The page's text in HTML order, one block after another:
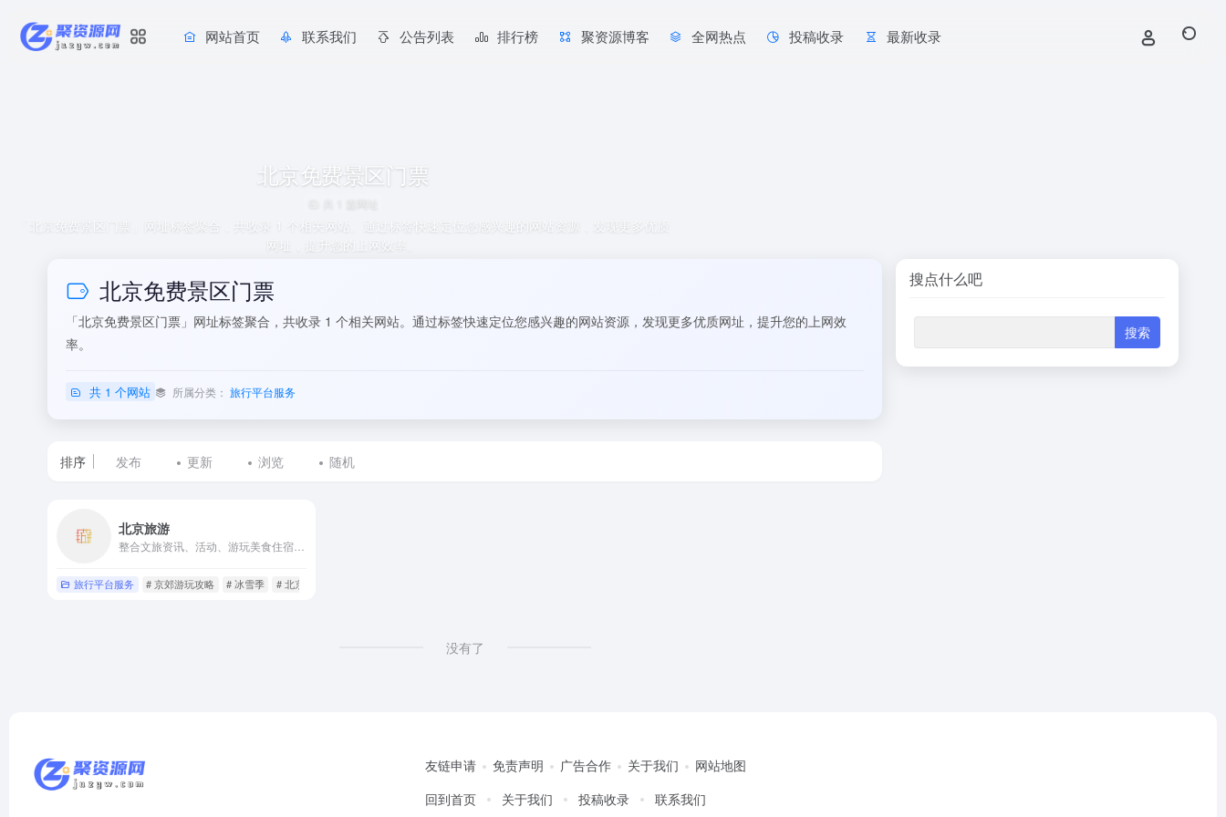
网站首页 联系我们 公告列表 排行榜 聚资源博客 全网热点 投稿收录 最新收录
北京免费景区门票
「北京免费景区门票」网址标签聚合，共收录 1 个相关网站。通过标签快速定位您感兴趣的网站资源，发现更多优质
网址，提升您的上网效率。
北京免费景区门票
「北京免费景区门票」网址标签聚合，共收录 1 个相关网站。通过标签快速定位您感兴趣的网站资源，发现更多优质网址，提升您的上网效
率。
共 1 个网站 所属分类：旅行平台服务
排序 发布 更新 浏览 随机
为
景
区
北京旅游
旅行平台服务 # 京郊游玩攻略 # 冰雪季 # 北京一日游攻略
没有了
搜点什么吧
友链申请 免责声明 广告合作 关于我们
网站地图
回到首页
关于我们 投稿收录 联系我们